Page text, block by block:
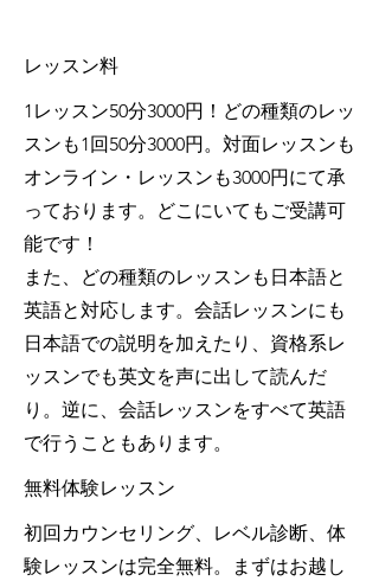
レッスン料
1レッスン50分3000円！どの種類のレッ
スンも1回50分3000円。対面レッスンも
オンライン・レッスンも3000円にて承
っております。どこにいてもご受講可
能です！
また、どの種類のレッスンも日本語と
英語と対応します。会話レッスンにも
日本語での説明を加えたり、資格系レ
ッスンでも英文を声に出して読んだ
り。逆に、会話レッスンをすべて英語
で行うこともあります。
無料体験レッスン
初回カウンセリング、レベル診断、体
験レッスンは完全無料。まずはお越し